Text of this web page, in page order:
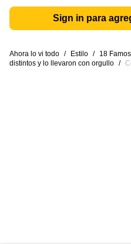
Sign in para
Ahora lo vi todo / Estilo /
18
distintos y lo llevaron con orgullo /